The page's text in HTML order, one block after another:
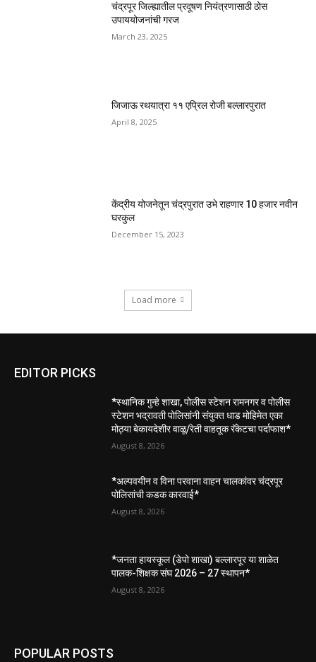
चंद्रपूर जिल्ह्यातील प्रदूषण नियंत्रणासाठी ठोस
उपाययोजनांची गरज
March 23, 2025
जिजाऊ रथयात्रा ११ एप्रिल रोजी बल्लारपुरात
April 8, 2025
केंद्रीय योजनेतून चंद्रपुरात उभे राहणार 10 हजार नवीन
घरकुल
December 15, 2023
Load more
EDITOR PICKS
*स्थानिक गुन्हे शाखा, पोलीस स्टेशन रामनगर व पोलीस
स्टेशन भद्रावती पोलिसांनी संयुक्त धाड मोहिमेत एका
मोठ्या बेकायदेशीर वाळू/रेती वाहतूक रॅकेटचा पर्दाफाश*
August 8, 2026
*अल्पवयीन व विना परवाना वाहन चालकांवर चंद्रपूर
पोलिसांची कडक कारवाई*
August 8, 2026
*जनता हायस्कूल (डेपो शाखा) बल्लारपूर या शाळेत
पालक-शिक्षक संघ 2026 – 27 स्थापन*
August 8, 2026
POPULAR POSTS